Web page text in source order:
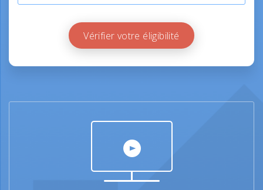
Vérifier votre éligibilité